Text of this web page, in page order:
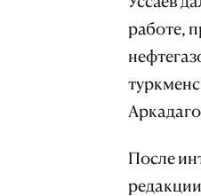
работе,
После